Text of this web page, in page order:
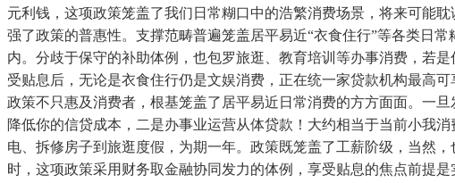
元利钱，这项政策笼盖了我们日常糊口中的浩繁消费场景，将来可能
强了政策的普惠性。支撑范畴普遍笼盖居平易近“衣食住行”等各类日
内。分歧于保守的补助体例，也包罗旅逛、教育培训等办事消费，若
受贴息后，无论是衣食住行仍是文娱消费，正在统一家贷款机构最高
政策不只惠及消费者，根基笼盖了居平易近日常消费的方方面面。一
降低你的信贷成本，二是办事业运营从体贷款！大约相当于当前小我
电、拆修房子到旅逛度假，为期一年。政策既笼盖了工薪阶级，当然
时，这项政策采用财务取金融协同发力的体例，享受贴息的焦点前提